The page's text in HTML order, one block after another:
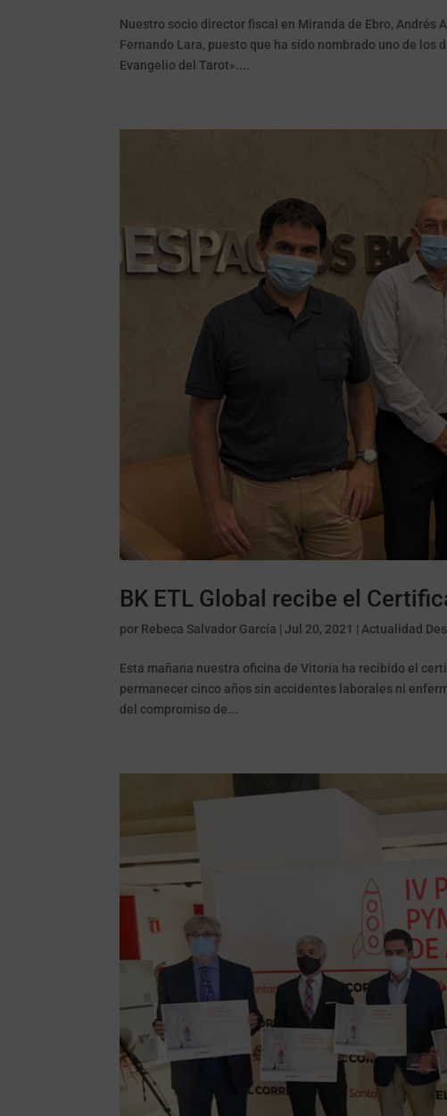
Nuestro socio director fiscal en Miranda de Ebro, Andrés
Fernando Lara, puesto que ha sido nombrado uno de
Evangelio del Tarot»....
BK ETL Global recibe el
por Rebeca Salvador García |Jul 20, 2021 | Actualidad
Esta mañana nuestra oficina de Vitoria ha recibido el
permanecer cinco años sin accidentes laborales ni
del compromiso de...